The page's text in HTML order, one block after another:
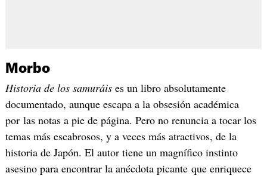
Morbo
Historia de los samuráises un libro absolutamente
documentado, aunque escapa a la obsesión académica
por las notas a pie de página. Pero no renuncia a tocar los
temas más escabrosos, y a veces más atractivos, de la
historia de Japón. El autor tiene un magnífico instinto
asesino para encontrar la anécdota picante que enriquece